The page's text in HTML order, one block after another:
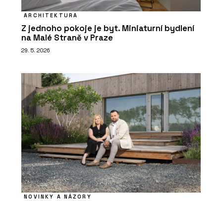
ARCHITEKTURA
Z jednoho pokoje je byt. Miniaturní bydlení
na Malé Straně v Praze
29. 5. 2026
NOVINKY A NÁZORY